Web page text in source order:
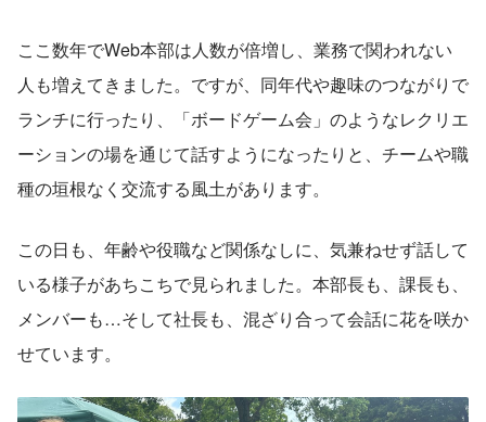
ここ数年でWeb本部は人数が倍増し、業務で関われない
人も増えてきました。ですが、同年代や趣味のつながりで
ランチに行ったり、「ボードゲーム会」のようなレクリエ
ーションの場を通じて話すようになったりと、チームや職
種の垣根なく交流する風土があります。
この日も、年齢や役職など関係なしに、気兼ねせず話して
いる様子があちこちで見られました。本部長も、課長も、
メンバーも…そして社長も、混ざり合って会話に花を咲か
せています。